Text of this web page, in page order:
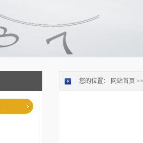
您的位置： 网站首页